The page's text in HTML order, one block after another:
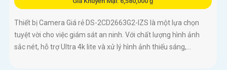
Thiết bị Camera Giá rẻ DS-2CD2663G2-IZS là một lựa chọn
tuyệt vời cho việc giám sát an ninh. Với chất lượng hình ảnh
sắc nét, hỗ trợ Ultra 4k lite và xử lý hình ảnh thiếu sáng,...